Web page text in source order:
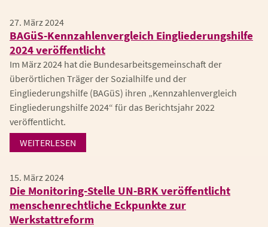
27. März 2024
BAGüS-Kennzahlenvergleich Eingliederungshilfe
2024 veröffentlicht
Im März 2024 hat die Bundesarbeitsgemeinschaft der
überörtlichen Träger der Sozialhilfe und der
Eingliederungshilfe (BAGüS) ihren „Kennzahlenvergleich
Eingliederungshilfe 2024“ für das Berichtsjahr 2022
veröffentlicht.
WEITERLESEN
15. März 2024
Die Monitoring-Stelle UN-BRK veröffentlicht
menschenrechtliche Eckpunkte zur
Werkstattreform